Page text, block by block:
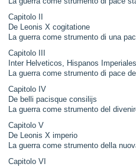
Capitolo II
De Leonis X cogitatione
La guerra come strumento di una
Capitolo III
Inter Helveticos, Hispanos
La guerra come strumento di pace
Capitolo IV
De belli pacisque consilijs
La guerra come strumento del
Capitolo V
De Leonis X imperio
La guerra come strumento della
Capitolo VI